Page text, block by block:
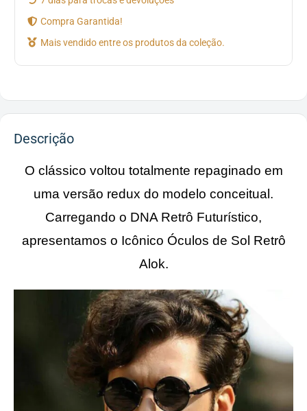
Compra Garantida!
Mais vendido entre os produtos da coleção.
Descrição
O clássico voltou totalmente repaginado em
uma versão redux do modelo conceitual.
Carregando o DNA Retrô Futurístico,
apresentamos o Icônico Óculos de Sol Retrô
Alok.